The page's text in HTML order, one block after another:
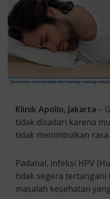
Klinik Apollo, Jakarta –
tidak disadari karena
tidak menimbulkan rasa
Padahal, infeksi HPV
tidak segera tertangani
masalah kesehatan